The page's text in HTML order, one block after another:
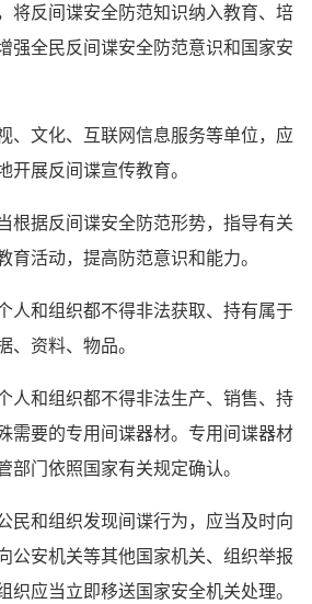
将反间谍安全防范知识纳入教育、培
强全民反间谍安全防范意识和国家安
、文化、互联网信息服务等单位，应
开展反间谍宣传教育。
根据反间谍安全防范形势，指导有关
育活动，提高防范意识和能力。
和组织都不得非法获取、持有属于
、资料、物品。
和组织都不得非法生产、销售、持
需要的专用间谍器材。专用间谍器材
部门依照国家有关规定确认。
和组织发现间谍行为，应当及时向
公安机关等其他国家机关、组织举报
织应当立即移送国家安全机关处理。